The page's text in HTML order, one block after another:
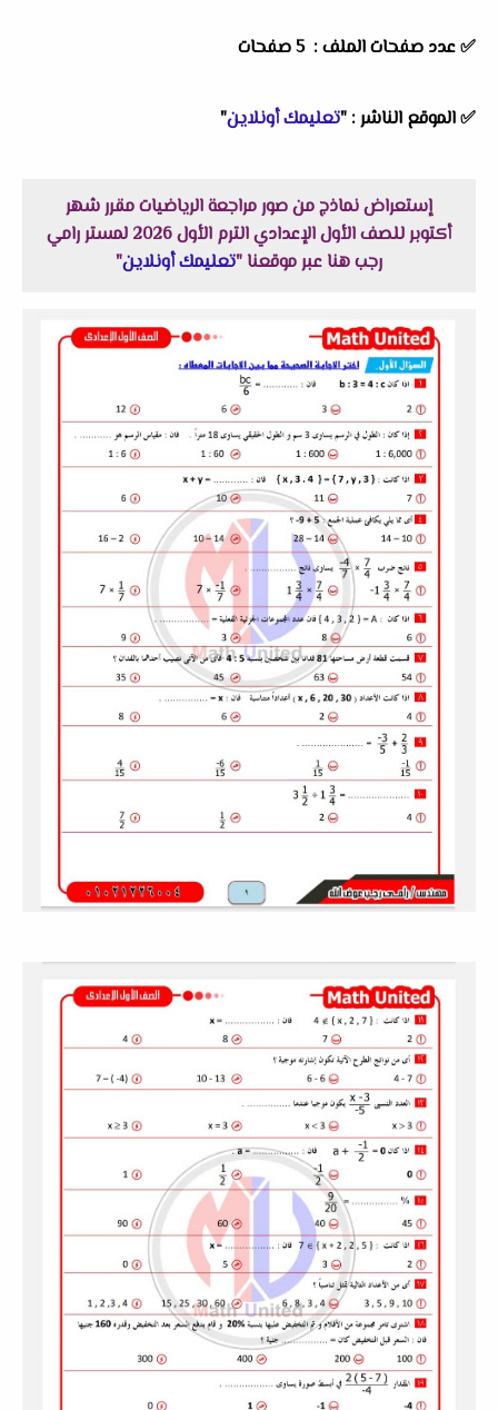
✅ عدد صفحات الملف : 5 صفحات
✅الموقع الناشر : "تعليمك أونلاين"
إستعراض نماذج من صور مراجعة الرياضيات مقرر شهر
أكتوبر للصف الأول الإعدادي الترم الأول 2026 لمستر رامي
رجب هنا عبر موقعنا "تعليمك أونلاين"